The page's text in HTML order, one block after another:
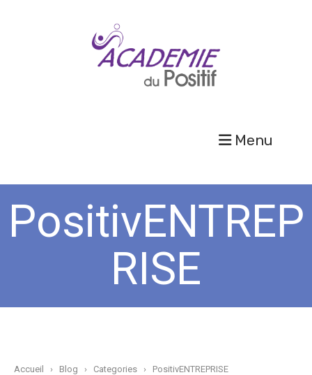
Menu
PositivENTREP
RISE
Accueil › Blog › Categories › PositivENTREPRISE